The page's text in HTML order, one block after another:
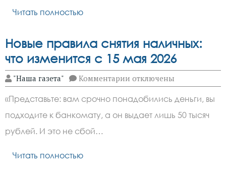
Читать полностью
Новые правила снятия наличных:
что изменится с 15 мая 2026
"Наша газета" Комментарии к
записи
Новые
правила
снятия
наличных:
отключены
«Представьте: вам срочно понадобились деньги, вы
подходите к банкомату, а он выдает лишь 50 тысяч
рублей. И это не сбой…
Читать полностью